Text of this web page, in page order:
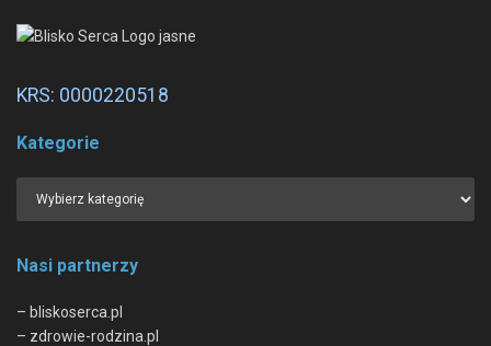
KRS: 0000220518
Kategorie
Nasi partnerzy
– bliskoserca.pl
– zdrowie-rodzina.pl